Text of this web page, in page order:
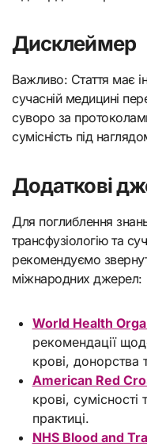
Дисклеймер
Важливо: Стаття має
сучасній медицині
суворо за
сумісність під
Додаткові
Для поглиблення
трансфузіологію та
рекомендуємо
міжнародних джерел:
World Health
рекомендації
крові, донорства
American Red
крові, сумісності
практиці.
NHS Blood and